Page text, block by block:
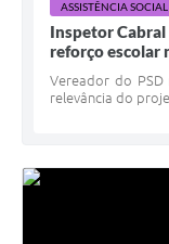
ASSISTÊNCIA SOCIAL
Inspetor
reforço escolar
Vereador do
relevância do